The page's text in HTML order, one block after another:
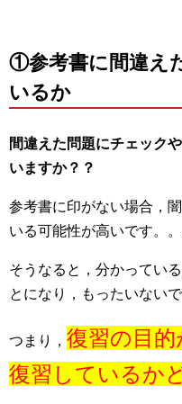
①参考書に間違え
いるか
間違えた問題にチェック
いますか？？
参考書に印がない場合，
いる可能性が高いです。
そうなると，分かってい
とになり，もったいないで
つまり， 復習の目
復習しているか